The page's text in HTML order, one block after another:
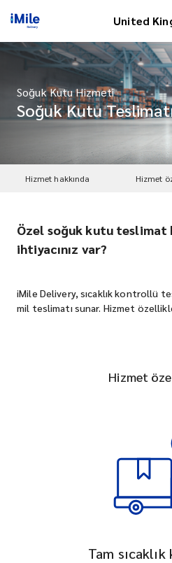
United
Soğuk Kutu Hizmeti
Soğuk Kutu
Hizmet hakkında Hizmet
Özel soğuk kutu teslimat
ihtiyacınız var?
iMile Delivery, sıcaklık kontrollü
mil teslimatı sunar. Hizmet
Hizmet
Tam
iMile Chat